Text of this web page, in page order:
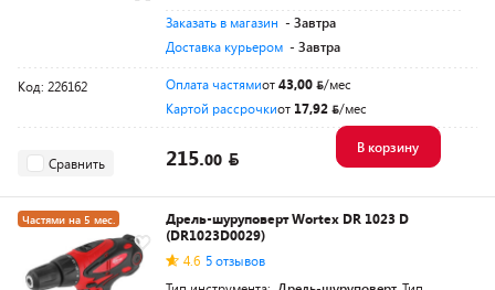
Заказать в магазин - Завтра
Доставка курьером - Завтра
Код: 226162 Оплата частямиот43,00
/мес
Картой рассрочкиот 17,92 /мес
Сравнить 215.00
В корзину
Частями на 5 мес.
Разумная цена
Дрель-шуруповерт Wortex DR 1023 D
(DR1023D0029)
4.6 5 отзывов